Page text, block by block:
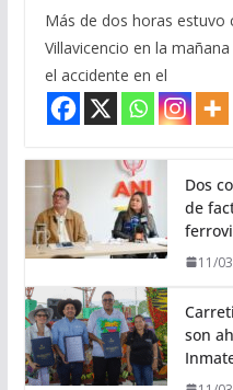
Más de dos horas estuvo
Villavicencio en la
el accidente en el
Dos
de
11/
son